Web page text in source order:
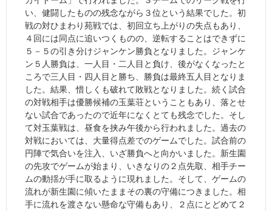
い、健闘したものの残念ながら３位という結果でした。初
戦の対ひまわり苑戦では、初回立ち上がりの失点もあり、
４回には同点に追いつくものの、逆転することはできずに
５－５の引き分けジャンケン勝負となりました。ジャンケ
ン５人勝負は、一人目・二人目と負け、後がなくなったと
ころで三人目・四人目と勝ち、勝負は最終五人目となりま
した。結果、惜しくも破れて敗戦となりました。続く試合
の対戦相手は優勝候補の玉葉荘ということもあり、落とせ
ない試合であったので近年になくとても残念でした。そし
て対玉葉戦は、昼食を挟み午後から行われました。過去の
対戦においては、大量得点差でのゲームでした。試合前の
円陣で気合いを注入、いざ勝負へと向かいました。新生園
の先攻でゲームが始まり、いきなりの２点先取、相手チー
ムの動揺が手に取るように現れました。そして、ゲームの
流れが新生園に傾いたままその裏の守備につきました。相
手に流れを渡さない懸命な守備もあり、２点にとどめて２